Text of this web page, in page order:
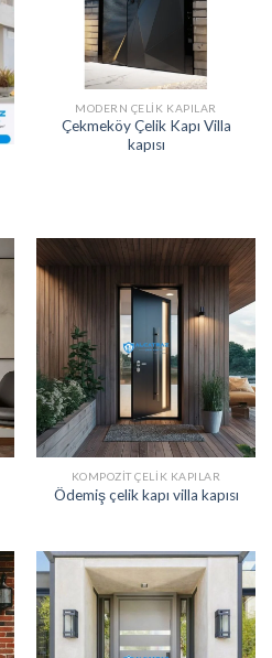
MODERN ÇELIK KAPILAR
Çekmeköy Çelik Kapı Villa
kapısı
KOMPOZIT ÇELIK KAPILAR
Ödemiş çelik kapı villa kapısı